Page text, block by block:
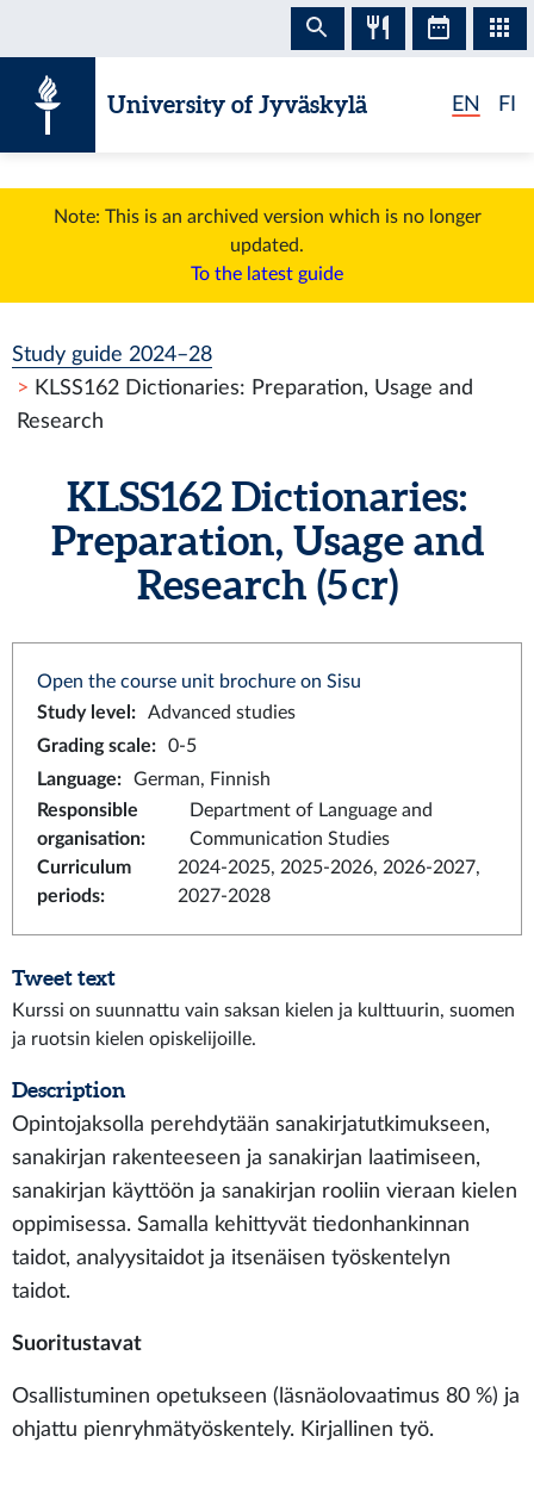
University of Jyväskylä EN FI
Note: This is an archived version which is no longer
updated.
To the latest guide
Study guide 2024–28
KLSS162 Dictionaries: Preparation, Usage and
Research
KLSS162 Dictionaries:
Preparation, Usage and
Research (5 cr)
Open the course unit brochure on Sisu
Study level :
Advanced studies
Grading scale:
0-5
Language:
German, Finnish
Responsible
organisation:
Department of Language and
Communication Studies
Curriculum
periods:
2024-2025, 2025-2026, 2026-2027,
2027-2028
Tweet text
Kurssi on suunnattu vain saksan kielen ja kulttuurin, suomen
ja ruotsin kielen opiskelijoille.
Description
Opintojaksolla perehdytään sanakirjatutkimukseen,
sanakirjan rakenteeseen ja sanakirjan laatimiseen,
sanakirjan käyttöön ja sanakirjan rooliin vieraan kielen
oppimisessa. Samalla kehittyvät tiedonhankinnan
taidot, analyysitaidot ja itsenäisen työskentelyn
taidot.
Suoritustavat
Osallistuminen opetukseen (läsnäolovaatimus 80 %) ja
ohjattu pienryhmätyöskentely. Kirjallinen työ.